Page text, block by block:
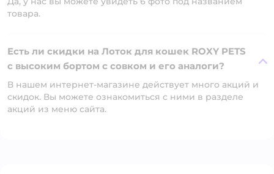
товара.
Есть ли скидки на Лоток для кошек ROXY PETS
с высоким бортом с совком и его аналоги?
В нашем интернет-магазине действует много акций и
скидок. Вы можете ознакомиться с ними в разделе
акций из меню сайта.